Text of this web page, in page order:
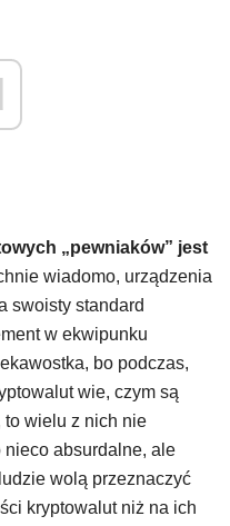
„pewniaków” jest
wiadomo, urządzenia
swoisty standard
w ekwipunku
bo podczas,
wie, czym są
to wielu z nich nie
absurdalne, ale
wolą przeznaczyć
kryptowalut niż na ich